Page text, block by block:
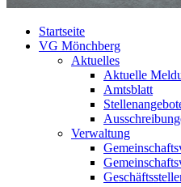
Startseite
VG Mönchberg
Aktuelles
Aktuelle
Amtsblatt
Verwaltung